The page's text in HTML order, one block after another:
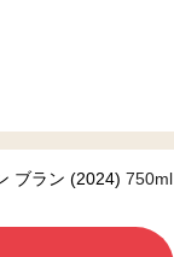
ブラン (2024) 750ml